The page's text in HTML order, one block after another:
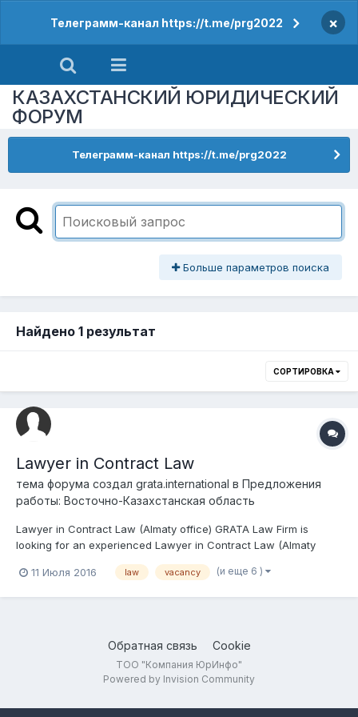
Телеграмм-канал https://t.me/prg2022 ×
КАЗАХСТАНСКИЙ ЮРИДИЧЕСКИЙ
ФОРУМ
Телеграмм-канал https://t.me/prg2022
Больше параметров поиска
Найдено 1 результат
СОРТИРОВКА
Lawyer in Contract Law
тема форума создал grata.international в Предложения
работы: Восточно-Казахстанская область
Lawyer in Contract Law (Almaty office) GRATA Law Firm is
looking for an experienced Lawyer in Contract Law (Almaty
diploma from a well-regarded university, preferably from al-
11 Июля 2016 law vacancy (и еще 6 )
Обратная связь Cookie
ТОО "Компания ЮрИнфо"
Powered by Invision Community